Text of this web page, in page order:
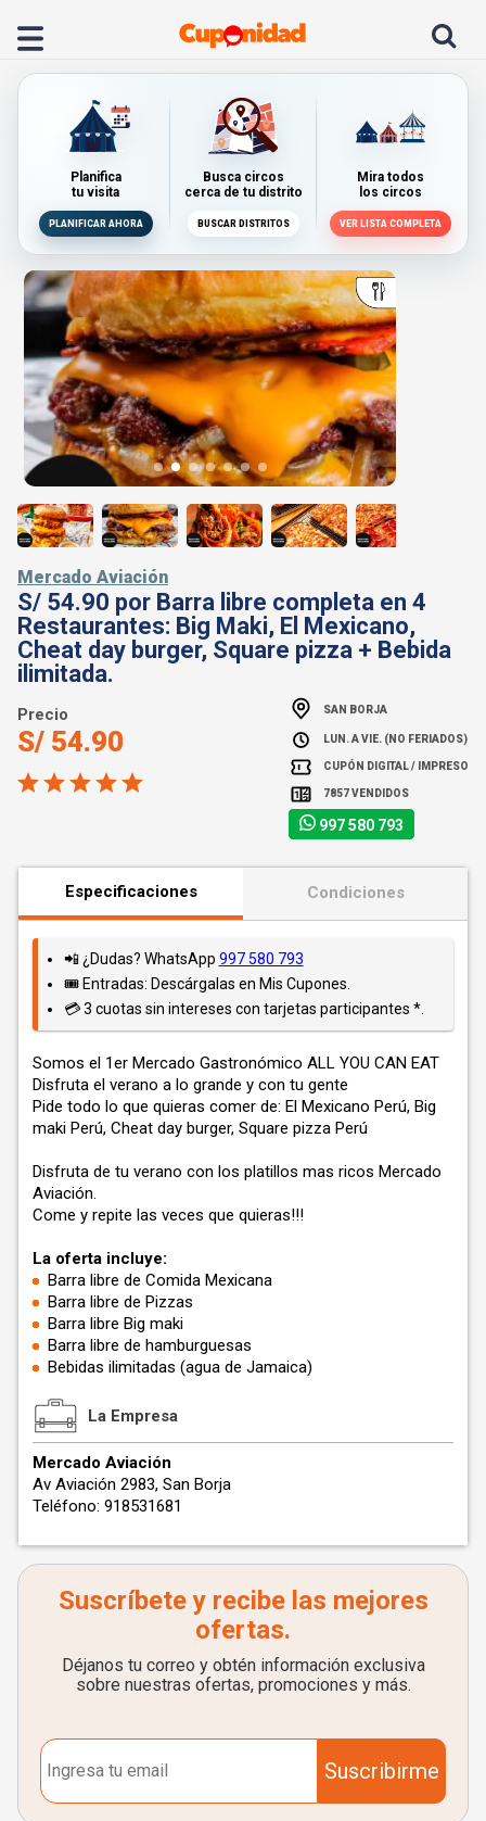
Planifica
tu visita
PLANIFICAR AHORA
Busca circos
cerca de tu distrito
BUSCAR DISTRITOS
Mira todos
los circos
VER LISTA COMPLETA
Mercado Aviación
S/ 54.90 por Barra libre completa en 4
Restaurantes: Big Maki, El Mexicano,
Cheat day burger, Square pizza + Bebida
ilimitada.
Precio
S/ 54.90
SAN BORJA
LUN. A VIE. (NO FERIADOS)
CUPÓN DIGITAL / IMPRESO
7857 VENDIDOS
997 580 793
Especificaciones Condiciones
📲 ¿Dudas? WhatsApp 997 580 793
🎟️ Entradas: Descárgalas en Mis Cupones.
💳 3 cuotas sin intereses con tarjetas participantes *.
Somos el 1er Mercado Gastronómico ALL YOU CAN EAT
Disfruta el verano a lo grande y con tu gente
Pide todo lo que quieras comer de: El Mexicano Perú, Big
maki Perú, Cheat day burger, Square pizza Perú
Disfruta de tu verano con los platillos mas ricos Mercado
Aviación.
Come y repite las veces que quieras!!!
La oferta incluye:
Barra libre de Comida Mexicana
Barra libre de Pizzas
Barra libre Big maki
Barra libre de hamburguesas
Bebidas ilimitadas (agua de Jamaica)
La Empresa
Mercado Aviación
Av Aviación 2983, San Borja
Teléfono: 918531681
Suscríbete y recibe las mejores
ofertas.
Déjanos tu correo y obtén información exclusiva
sobre nuestras ofertas, promociones y más.
Suscribirme